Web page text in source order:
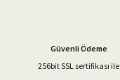
Güvenli Ödeme
256bit SSL sertifikası ile